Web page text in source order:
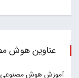
عناوین هوش
آموزش هوش مصنوعی